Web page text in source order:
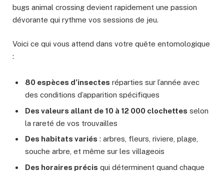
bugs animal crossing devient rapidement une passion
dévorante qui rythme vos sessions de jeu.
Voici ce qui vous attend dans votre quête entomologique
:
80 espèces d’insectes réparties sur l’année avec
des conditions d’apparition spécifiques
Des valeurs allant de 10 à 12 000 clochettes selon
la rareté de vos trouvailles
Des habitats variés : arbres, fleurs, riviere, plage,
souche arbre, et même sur les villageois
Des horaires précis qui déterminent quand chaque